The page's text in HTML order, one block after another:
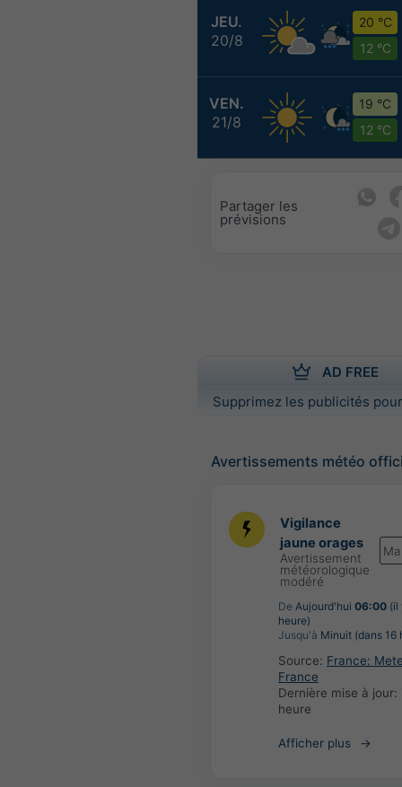
JEU.
20/8
20 °C
12 °C
VEN.
21/8
19 °C
12 °C
Partager les
prévisions
AD FREE
Supprimez les publicités
Avertissements météo
Vigilance
jaune orages
Avertissement
météorologique
modéré
De Aujourd'hui 06:00 (il
heure)
Jusqu'à Minuit (dans 16
Source: France:
France
Dernière mise à jour:
heure
Afficher plus